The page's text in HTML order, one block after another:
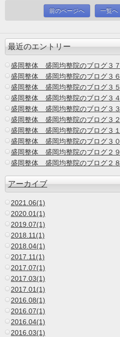
前のページへ 一覧へ
最近のエントリー
盛岡整体 盛岡均整院のブログ３７
盛岡整体 盛岡均整院のブログ３６
盛岡整体 盛岡均整院のブログ３５
盛岡整体 盛岡均整院のブログ３４
盛岡整体 盛岡均整院のブログ３３
盛岡整体 盛岡均整院のブログ３２
盛岡整体 盛岡均整院のブログ３１
盛岡整体 盛岡均整院のブログ３０
盛岡整体 盛岡均整院のブログ２９
盛岡整体 盛岡均整院のブログ２８
アーカイブ
2021.06(1)
2020.01(1)
2019.07(1)
2018.11(1)
2018.04(1)
2017.11(1)
2017.07(1)
2017.03(1)
2017.01(1)
2016.08(1)
2016.07(1)
2016.04(1)
2016.03(1)